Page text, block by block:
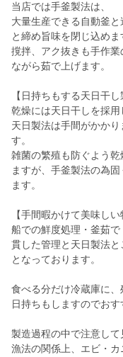
当店では手釜製法は、
大量生産できる自動釜
と締め旨味を閉じ込めま
撹拌、アク抜きも手作
ながら茹で上げます。
【日持ちもする天日干し
乾燥には天日干しを採用
天日製法は手間がかか
す。
雑菌の繁殖も防ぐよう
ますが、手釜製法の為
ます。
【手間暇かけて美味しい
船での鮮度処理・釜茹
貫した管理と天日製法
となっております。
食べる分だけ冷蔵庫に
日持ちもしますのでお
製造過程の中で注意し
漁法の関係上、エビ・